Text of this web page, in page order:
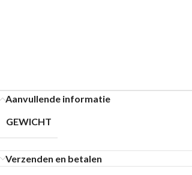
Aanvullende informatie
GEWICHT
Verzenden en betalen